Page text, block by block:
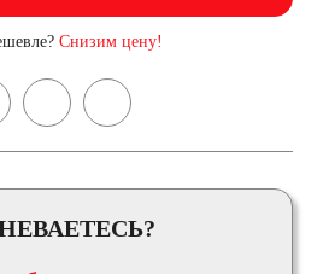
Снизим цену!